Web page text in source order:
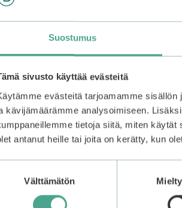
Suostumus
sivusto käyttää evästeitä
evästeitä tarjoamamme
kävijämäärämme analysoimiseen.
tietoja siitä, miten
antanut heille tai joita on kerätty, kun
Välttämätön